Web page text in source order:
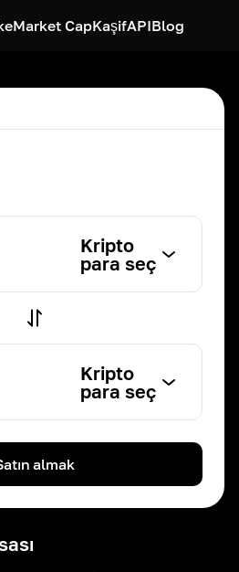
Market CapKaşifAPIBlog
Kripto
para seç
Kripto
para seç
almak